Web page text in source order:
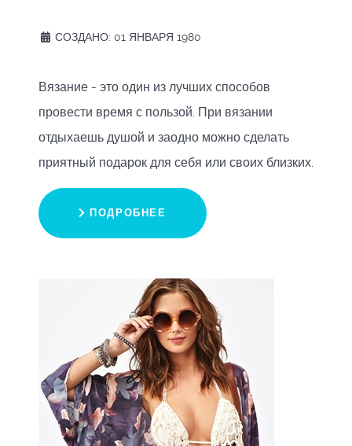
СОЗДАНО: 01 ЯНВАРЯ 1980
Вязание - это один из лучших способов
провести время с пользой. При вязании
отдыхаешь душой и заодно можно сделать
приятный подарок для себя или своих близких.
ПОДРОБНЕЕ